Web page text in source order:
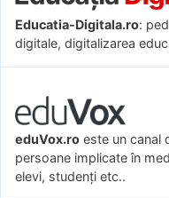
Educatia-Digitala.ro:
digitale, digitalizarea
eduVox.ro este un canal
persoane implicate în
elevi, studenți etc..